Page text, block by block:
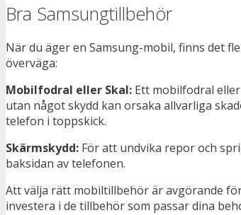
Bra Samsungtillbehör
När du äger en Samsung-mobil, finns det
överväga:
Mobilfodral eller Skal: Ett mobilfodral
utan något skydd kan orsaka allvarliga
telefon i toppskick.
Skärmskydd: För att undvika repor och
baksidan av telefonen.
Att välja rätt mobiltillbehör är avgörande
investera i de tillbehör som passar dina